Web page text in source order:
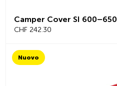
Camper Cover SI 600–650
CHF 242.30
Nuovo